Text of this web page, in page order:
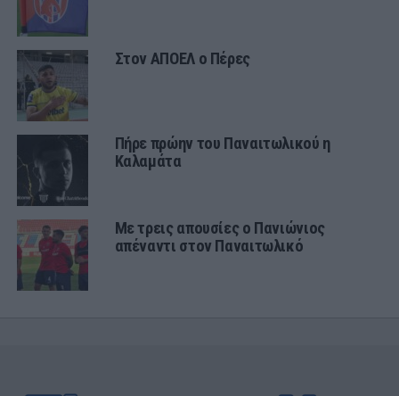
Στον ΑΠΟΕΛ ο Πέρες
Πήρε πρώην του Παναιτωλικού η
Καλαμάτα
Με τρεις απουσίες ο Πανιώνιος
απέναντι στον Παναιτωλικό